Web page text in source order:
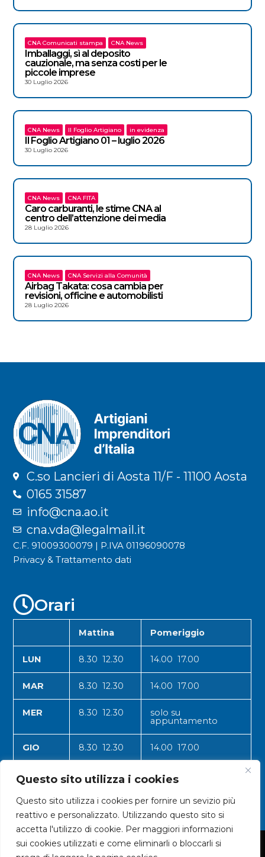
Questo sito utilizza i cookies
Questo sito utilizza i cookies per fornire un sevizio più
reattivo e personalizzato. Utilizzando questo sito si
accetta l'utilizzo di cookie. Per maggiori informazioni
sui cookies utilizzati e come eliminarli o bloccarli si
CNA Comunicati stampa CNA News
Imballaggi, sì al deposito
cauzionale, ma senza costi per le
piccole imprese
30 Luglio 2026
CNA News Il Foglio Artigiano in evidenza
Il Foglio Artigiano 01 – luglio 2026
30 Luglio 2026
CNA News CNA FITA
Caro carburanti, le stime CNA al
centro dell’attenzione dei media
28 Luglio 2026
CNA News CNA Servizi alla Comunità
Airbag Takata: cosa cambia per
revisioni, officine e automobilisti
28 Luglio 2026
C.so Lancieri di Aosta 11/F - 11100 Aosta
0165 31587
info@cna.ao.it
cna.vda@legalmail.it
C.F. 91009300079 | P.IVA 01196090078
Privacy & Trattamento dati
Orari
Mattina Pomeriggio
LUN 8.30 12.30 14.00 17.00
MAR 8.30 12.30 14.00 17.00
MER 8.30 12.30 solo su
appuntamento
GIO 8.30 12.30 14.00 17.00
VEN 8.30 12.30 14.00 17.00